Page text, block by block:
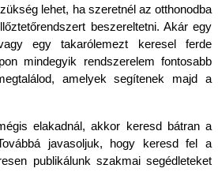
lehet, ha szeretnél az otthonodba
beszereltetni. Akár egy
egy takarólemezt keresel ferde
mindegyik rendszerelem fontosabb
amelyek segítenek majd a
elakadnál, akkor keresd bátran a
javasoljuk, hogy keresd fel a
publikálunk szakmai segédleteket